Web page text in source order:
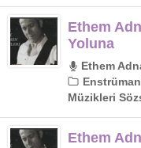
Ethem
Yoluna
Ethem
Müzikleri
Ethem